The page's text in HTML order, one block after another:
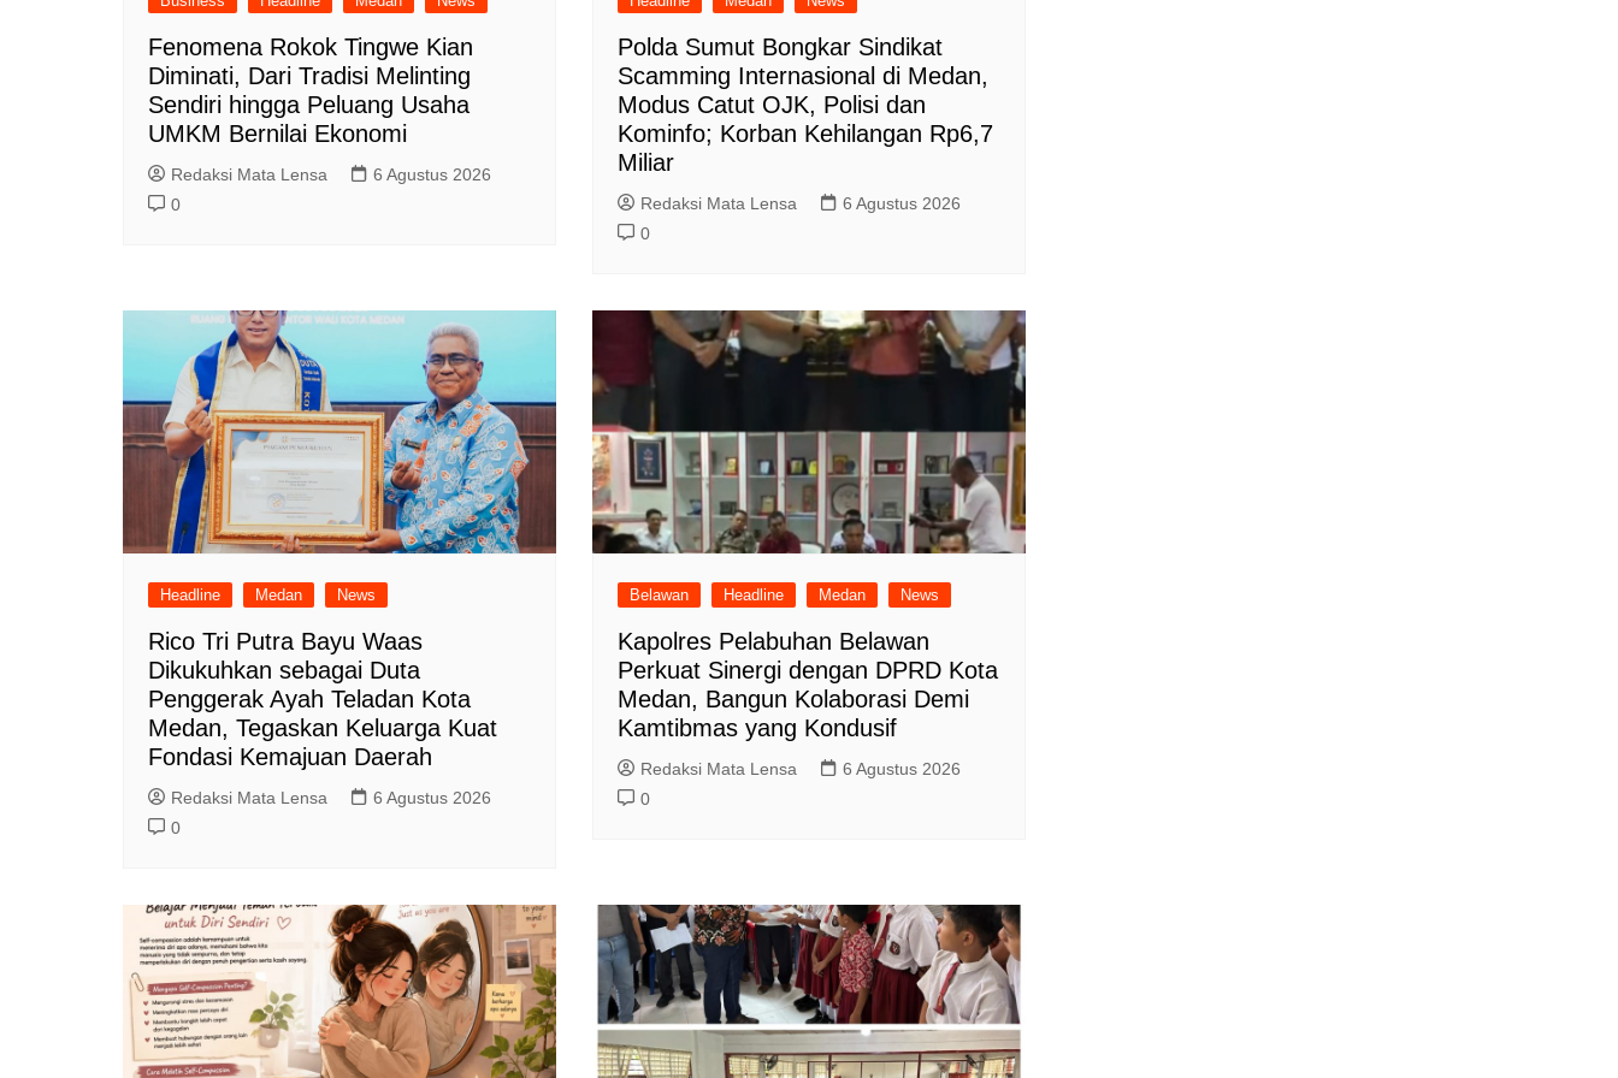
Fenomena Rokok Tingwe Kian
Diminati, Dari Tradisi Melinting
Sendiri hingga Peluang Usaha
UMKM Bernilai Ekonomi
Redaksi Mata Lensa
6 Agustus 2026
0
Polda Sumut Bongkar Sindikat
Scamming Internasional di Medan,
Modus Catut OJK, Polisi dan
Kominfo; Korban Kehilangan Rp6,7
Miliar
Redaksi Mata Lensa
6 Agustus 2026
0
Headline Medan News
Rico Tri Putra Bayu Waas
Dikukuhkan sebagai Duta
Penggerak Ayah Teladan Kota
Medan, Tegaskan Keluarga Kuat
Fondasi Kemajuan Daerah
Redaksi Mata Lensa
6 Agustus 2026
0
Belawan Headline Medan News
Kapolres Pelabuhan Belawan
Perkuat Sinergi dengan DPRD Kota
Medan, Bangun Kolaborasi Demi
Kamtibmas yang Kondusif
Redaksi Mata Lensa
6 Agustus 2026
0